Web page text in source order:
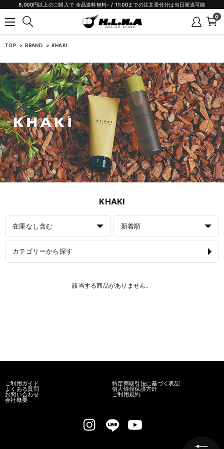
8,000円以上のご購入で 全品送料無料- / 11:00までの注文受付分は当日発送可能
0
TOP BRAND KHAKI
KHAKI
在庫なし含む 新着順
カテゴリーから探す
該当する商品がありません。
ご利用ガイド
よくある質問
お問い合わせ
会社概要
特定商取引法に基づく表記
個人情報保護方針
ご利用規約